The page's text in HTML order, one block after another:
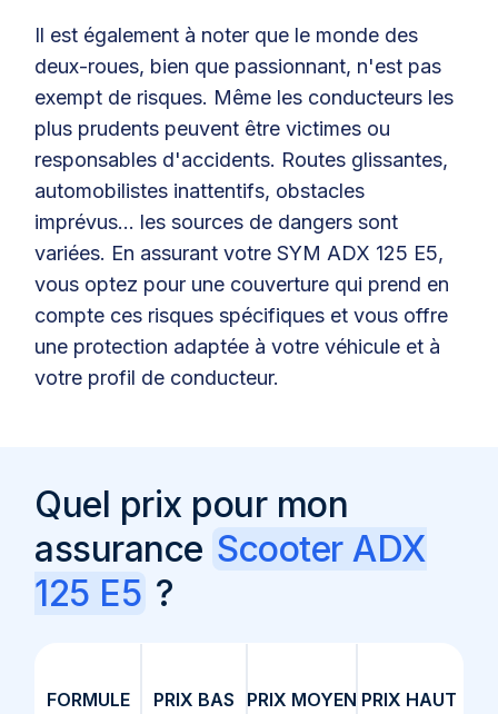
Il est également à noter que le monde des
deux-roues, bien que passionnant, n'est pas
exempt de risques. Même les conducteurs les
plus prudents peuvent être victimes ou
responsables d'accidents. Routes glissantes,
automobilistes inattentifs, obstacles
imprévus... les sources de dangers sont
variées. En assurant votre SYM ADX 125 E5,
vous optez pour une couverture qui prend en
compte ces risques spécifiques et vous offre
une protection adaptée à votre véhicule et à
votre profil de conducteur.
Quel prix pour mon
assurance Scooter ADX
125 E5 ?
FORMULE PRIX BAS PRIX MOYEN PRIX HAUT